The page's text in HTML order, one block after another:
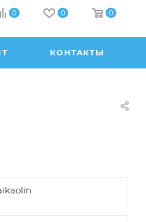
0 0 0
КОНТАКТЫ